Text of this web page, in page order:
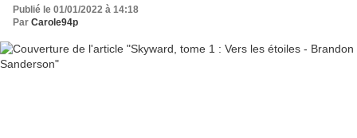
Publié le 01/01/2022 à 14:18
Par Carole94p